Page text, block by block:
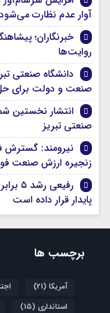
آوار عدم نظارت می‌شود
خبرنگاران؛
روایت‌ها
دانشگاه صنعتی
صنعت و دولت برای
انتشار نخستین
صنعتی تبریز
نیرومند: گسترش
زنجیره ارزش صنعت
پایدار قرار داده است
برچسب ها
آمریکا (21)
استانداری (15)